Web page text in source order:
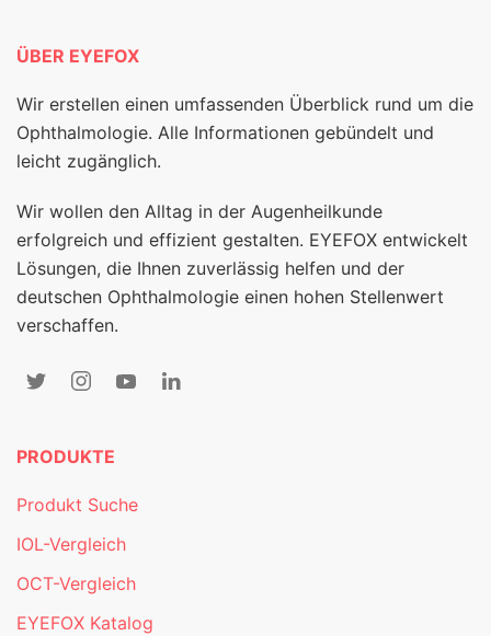
ÜBER EYEFOX
Wir erstellen einen umfassenden Überblick rund um die
Ophthalmologie. Alle Informationen gebündelt und
leicht zugänglich.
Wir wollen den Alltag in der Augenheilkunde
erfolgreich und effizient gestalten. EYEFOX entwickelt
Lösungen, die Ihnen zuverlässig helfen und der
deutschen Ophthalmologie einen hohen Stellenwert
verschaffen.
PRODUKTE
Produkt Suche
IOL-Vergleich
OCT-Vergleich
EYEFOX Katalog